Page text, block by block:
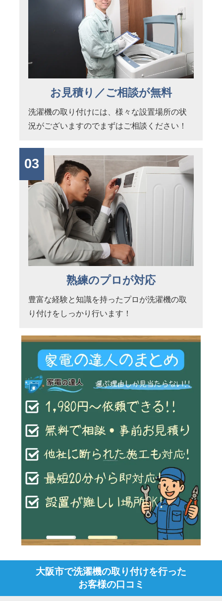
お見積り／ご相談が無料
洗濯機の取り付けには、様々な設置場所の状
況がございますのでまずはご相談ください！
03
熟練のプロが対応
豊富な経験と知識を持ったプロが洗濯機の取
り付けをしっかり行います！
大阪市で洗濯機の取り付けを行った
お客様の口コミ